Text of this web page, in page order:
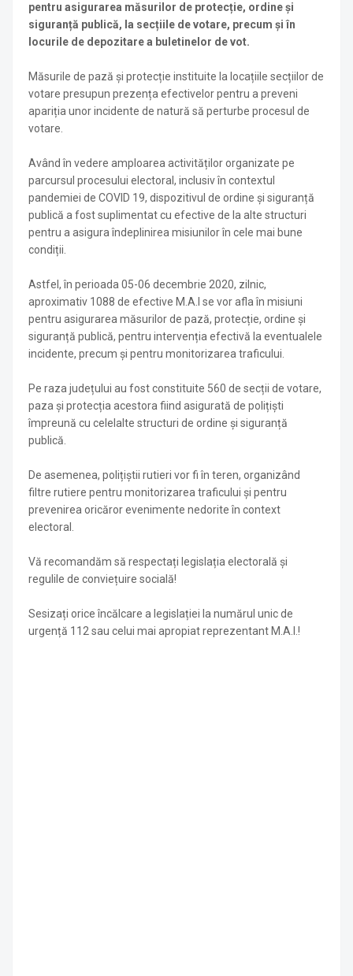
pentru asigurarea măsurilor de protecție, ordine și
siguranță publică, la secțiile de votare, precum și în
locurile de depozitare a buletinelor de vot.
Măsurile de pază și protecție instituite la locațiile secțiilor de
votare presupun prezența efectivelor pentru a preveni
apariția unor incidente de natură să perturbe procesul de
votare.
Având în vedere amploarea activităților organizate pe
parcursul procesului electoral, inclusiv în contextul
pandemiei de COVID 19, dispozitivul de ordine și siguranță
publică a fost suplimentat cu efective de la alte structuri
pentru a asigura îndeplinirea misiunilor în cele mai bune
condiții.
Astfel, în perioada 05-06 decembrie 2020, zilnic,
aproximativ 1088 de efective M.A.I se vor afla în misiuni
pentru asigurarea măsurilor de pază, protecție, ordine și
siguranță publică, pentru intervenția efectivă la eventualele
incidente, precum și pentru monitorizarea traficului.
Pe raza județului au fost constituite 560 de secții de votare,
paza și protecția acestora fiind asigurată de polițiști
împreună cu celelalte structuri de ordine și siguranță
publică.
De asemenea, polițiștii rutieri vor fi în teren, organizând
filtre rutiere pentru monitorizarea traficului și pentru
prevenirea oricăror evenimente nedorite în context
electoral.
Vă recomandăm să respectați legislația electorală și
regulile de conviețuire socială!
Sesizați orice încălcare a legislației la numărul unic de
urgență 112 sau celui mai apropiat reprezentant M.A.I.!